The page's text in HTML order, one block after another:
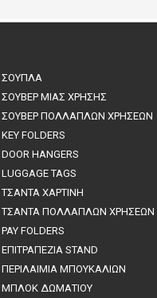
ΣΟΥΠΛΑ
ΣΟΥΒΕΡ ΜΙΑΣ ΧΡΗΣΗΣ
ΣΟΥΒΕΡ ΠΟΛΛΑΠΛΩΝ ΧΡΗΣΕΩΝ
KEY FOLDERS
DOOR HANGERS
LUGGAGE TAGS
ΤΣΑΝΤΑ ΧΑΡΤΙΝΗ
ΤΣΑΝΤΑ ΠΟΛΛΑΠΛΩΝ ΧΡΗΣΕΩΝ
PAY FOLDERS
ΕΠΙΤΡΑΠΕΖΙΑ STAND
ΠΕΡΙΛΑΙΜΙΑ ΜΠΟΥΚΑΛΙΩΝ
MΠΛΟΚ ΔΩΜΑΤΙΟΥ